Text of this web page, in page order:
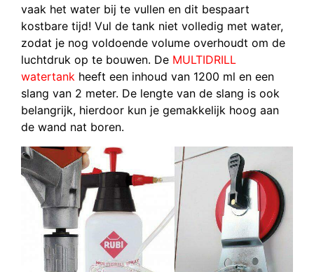
vaak het water bij te vullen en dit bespaart
kostbare tijd! Vul de tank niet volledig met water,
zodat je nog voldoende volume overhoudt om de
luchtdruk op te bouwen. De MULTIDRILL
watertank heeft een inhoud van 1200 ml en een
slang van 2 meter. De lengte van de slang is ook
belangrijk, hierdoor kun je gemakkelijk hoog aan
de wand nat boren.